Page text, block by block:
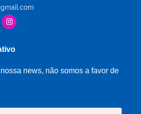
news, não somos a favor de